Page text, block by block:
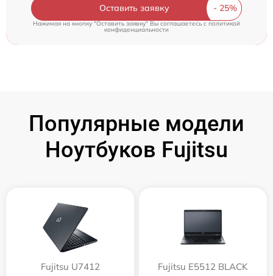
Оставить заявку
Нажимая на кнопку "Оставить заявку" Вы соглашаетесь c политикой
конфиденциальности
Популярные модели
Ноутбуков Fujitsu
Fujitsu U7412 Fujitsu E5512 BLACK